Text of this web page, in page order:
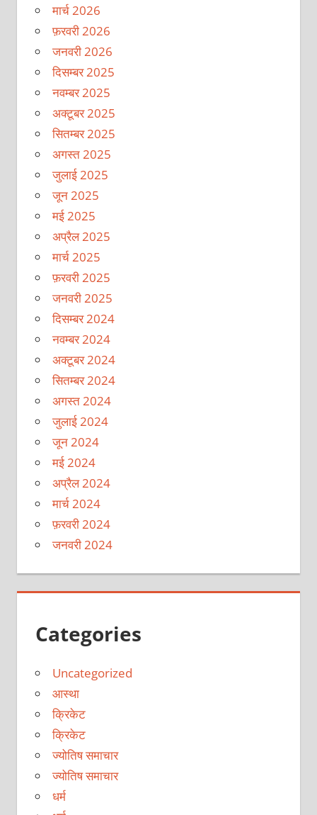
मार्च 2026
फ़रवरी 2026
जनवरी 2026
दिसम्बर 2025
नवम्बर 2025
अक्टूबर 2025
सितम्बर 2025
अगस्त 2025
जुलाई 2025
जून 2025
मई 2025
अप्रैल 2025
मार्च 2025
फ़रवरी 2025
जनवरी 2025
दिसम्बर 2024
नवम्बर 2024
अक्टूबर 2024
सितम्बर 2024
अगस्त 2024
जुलाई 2024
जून 2024
मई 2024
अप्रैल 2024
मार्च 2024
फ़रवरी 2024
जनवरी 2024
Categories
Uncategorized
आस्था
क्रिकेट
क्रिकेट
ज्योतिष समाचार
ज्योतिष समाचार
धर्म